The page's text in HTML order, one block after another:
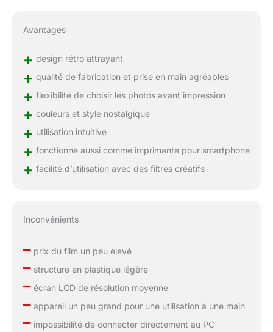
Avantages
+ design rétro attrayant
+ qualité de fabrication et prise en main agréables
+ flexibilité de choisir les photos avant impression
+ couleurs et style nostalgique
+ utilisation intuitive
+ fonctionne aussi comme imprimante pour smartphone
+ facilité d’utilisation avec des filtres créatifs
Inconvénients
–prix du film un peu élevé
–structure en plastique légère
–écran LCD de résolution moyenne
–appareil un peu grand pour une utilisation à une main
–impossibilité de connecter directement au PC